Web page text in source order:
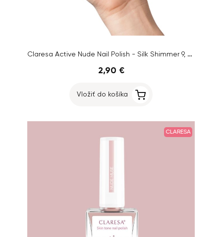
Claresa Active Nude Nail Polish - Silk Shimmer 9, 5ml
2,90 €
Vložiť do košíka
CLARESA